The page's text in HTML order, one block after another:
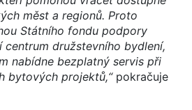
měst a regionů. Proto
Státního fondu podpory
centrum družstevního bydlení,
nabídne bezplatný servis při
bytových projektů,“pokračuje